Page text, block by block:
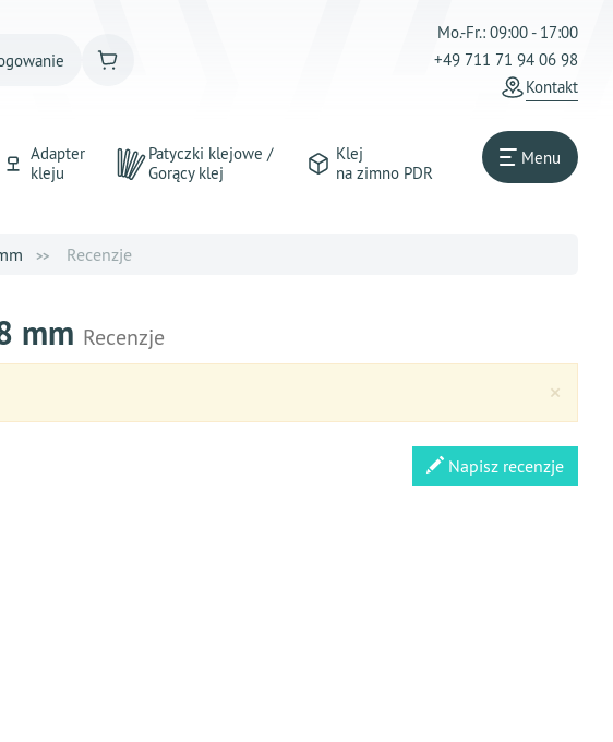
Mo.-Fr.: 09:00 - 17:00
+49 711 71 94 06 98
Kontakt
Adapter
kleju
Patyczki klejowe /
Gorący klej
Klej
na zimno PDR
Menu
Recenzje
mm Recenzje
×
Napisz recenzje